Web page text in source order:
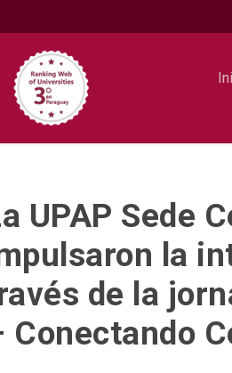
UPAP Sede
la
de la
Conectando